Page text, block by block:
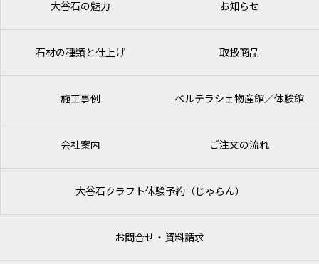
大谷石の魅力 お知らせ
石材の種類と仕上げ 取扱商品
施工事例 ベルテラシェ物産館／体験館
会社案内 ご注文の流れ
大谷石クラフト体験予約（じゃらん）
お問合せ・資料請求